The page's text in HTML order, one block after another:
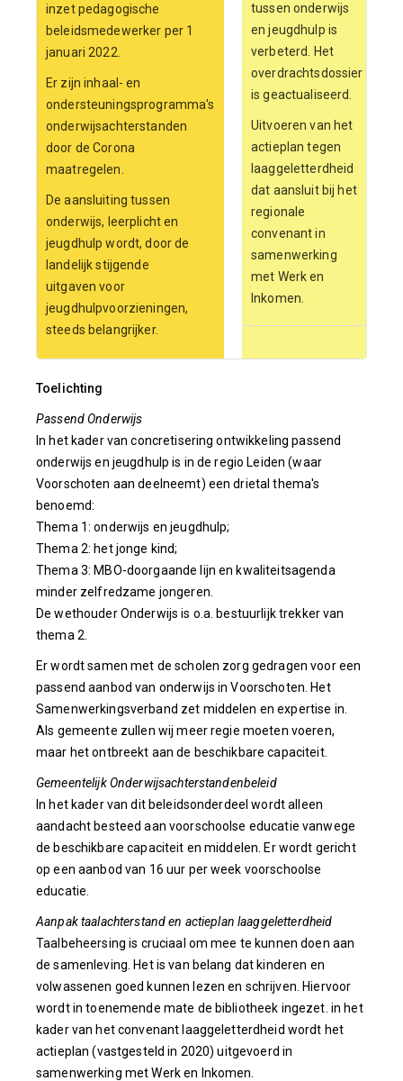
inzet pedagogische
beleidsmedewerker per 1
januari 2022.
Er zijn inhaal- en
ondersteuningsprogramma's
onderwijsachterstanden
door de Corona
maatregelen.
De aansluiting tussen
onderwijs, leerplicht en
jeugdhulp wordt, door de
landelijk stijgende
uitgaven voor
jeugdhulpvoorzieningen,
steeds belangrijker.
tussen onderwijs
en jeugdhulp is
verbeterd. Het
overdrachtsdossier
is geactualiseerd.
Uitvoeren van het
actieplan tegen
laaggeletterdheid
dat aansluit bij het
regionale
convenant in
samenwerking
met Werk en
Inkomen.
Toelichting
Passend Onderwijs
In het kader van concretisering ontwikkeling passend
onderwijs en jeugdhulp is in de regio Leiden (waar
Voorschoten aan deelneemt) een drietal thema's
benoemd:
Thema 1: onderwijs en jeugdhulp;
Thema 2: het jonge kind;
Thema 3: MBO-doorgaande lijn en kwaliteitsagenda
minder zelfredzame jongeren.
De wethouder Onderwijs is o.a. bestuurlijk trekker van
thema 2.
Er wordt samen met de scholen zorg gedragen voor een
passend aanbod van onderwijs in Voorschoten. Het
Samenwerkingsverband zet middelen en expertise in.
Als gemeente zullen wij meer regie moeten voeren,
maar het ontbreekt aan de beschikbare capaciteit.
Gemeentelijk Onderwijsachterstandenbeleid
In het kader van dit beleidsonderdeel wordt alleen
aandacht besteed aan voorschoolse educatie vanwege
de beschikbare capaciteit en middelen. Er wordt gericht
op een aanbod van 16 uur per week voorschoolse
educatie.
Aanpak taalachterstand en actieplan laaggeletterdheid
Taalbeheersing is cruciaal om mee te kunnen doen aan
de samenleving. Het is van belang dat kinderen en
volwassenen goed kunnen lezen en schrijven. Hiervoor
wordt in toenemende mate de bibliotheek ingezet. in het
kader van het convenant laaggeletterdheid wordt het
actieplan (vastgesteld in 2020) uitgevoerd in
samenwerking met Werk en Inkomen.